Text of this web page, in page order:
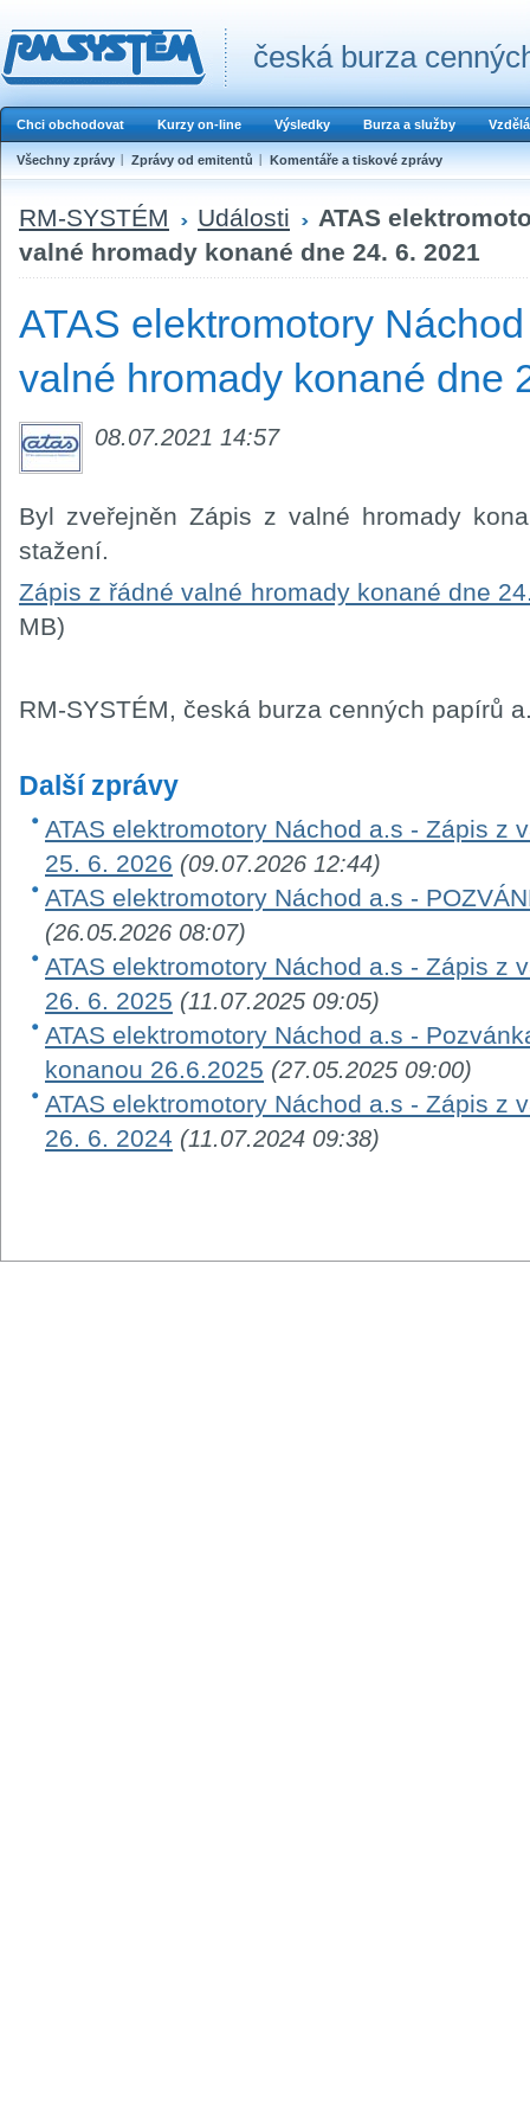
česká burza
Chci obchodovat Kurzy on-line Výsledky Burza a služby
Všechny zprávy Zprávy od emitentů Komentáře a tiskové zprávy
RM-SYSTÉM Události
ATAS
valné hromady konané dne 24. 6. 2021
ATAS elektromotory
valné hromady konané dne
08.07.2021 14:57
Byl zveřejněn Zápis z valné hromady
stažení.
Zápis z řádné valné hromady konané dne
MB)
RM-SYSTÉM, česká burza cenných papírů
Další zprávy
ATAS elektromotory Náchod a.s - Zápis z
25. 6. 2026 (09.07.2026 12:44)
ATAS elektromotory Náchod a.s -
(26.05.2026 08:07)
ATAS elektromotory Náchod a.s - Zápis z
26. 6. 2025 (11.07.2025 09:05)
ATAS elektromotory Náchod a.s -
konanou 26.6.2025 (27.05.2025 09:00)
ATAS elektromotory Náchod a.s - Zápis z
26. 6. 2024 (11.07.2024 09:38)